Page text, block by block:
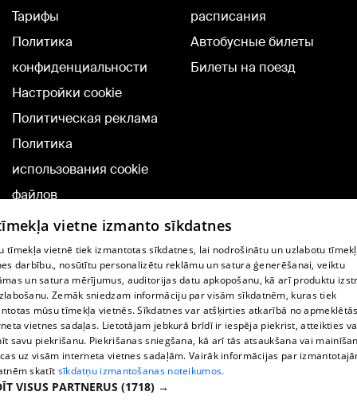
Тарифы
Политика
конфиденциальности
Настройки cookie
Политическая реклама
Политика
использования cookie
файлов
Добавление
комментариев
расписания
Автобусные билеты
Билеты на поезд
TВ-программа
Условия договора
360 Ziņu kontakti
Helio Media
Служба помощи портала: э-почта -
vietne izmanto sīkdatnes
tīmekļa vietnē tiek izmantotas sīkdatnes, lai nodrošinātu un uzlabotu
darbību., nosūtītu personalizētu reklāmu un satura ģenerēšanai, veiktu
un satura mērījumus, auditorijas datu apkopošanu, kā arī produktu
Zemāk sniedzam informāciju par visām sīkdatnēm, kuras tiek
mūsu tīmekļa vietnēs. Sīkdatnes var atšķirties atkarībā no
vietnes sadaļas. Lietotājam jebkurā brīdī ir iespēja piekrist, atteikties
savu piekrišanu. Piekrišanas sniegšana, kā arī tās atsaukšana vai
uz visām interneta vietnes sadaļām. Vairāk informācijas par
skatīt sīkdatņu izmantošanas noteikumos.
VISUS PARTNERUS (1718) →